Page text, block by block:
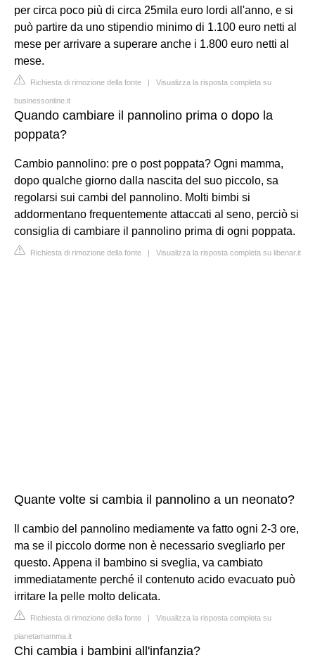
per circa poco più di circa 25mila euro lordi all'anno, e si
può partire da uno stipendio minimo di 1.100 euro netti al
mese per arrivare a superare anche i 1.800 euro netti al
mese.
Richiesta di rimozione della fonte | Visualizza la risposta completa su
businessonline.it
Quando cambiare il pannolino prima o dopo la
poppata?
Cambio pannolino: pre o post poppata? Ogni mamma,
dopo qualche giorno dalla nascita del suo piccolo, sa
regolarsi sui cambi del pannolino. Molti bimbi si
addormentano frequentemente attaccati al seno, perciò si
consiglia di cambiare il pannolino prima di ogni poppata.
Richiesta di rimozione della fonte | Visualizza la risposta completa su libenar.it
Quante volte si cambia il pannolino a un neonato?
Il cambio del pannolino mediamente va fatto ogni 2-3 ore,
ma se il piccolo dorme non è necessario svegliarlo per
questo. Appena il bambino si sveglia, va cambiato
immediatamente perché il contenuto acido evacuato può
irritare la pelle molto delicata.
Richiesta di rimozione della fonte | Visualizza la risposta completa su
pianetamamma.it
Chi cambia i bambini all'infanzia?